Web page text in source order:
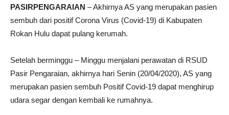
PASIRPENGARAIAN – Akhirnya AS yang merupakan pasien
sembuh dari positif Corona Virus (Covid-19) di Kabupaten
Rokan Hulu dapat pulang kerumah.
Setelah berminggu – Minggu menjalani perawatan di RSUD
Pasir Pengaraian, akhirnya hari Senin (20/04/2020), AS yang
merupakan pasien sembuh Positif Covid-19 dapat menghirup
udara segar dengan kembali ke rumahnya.